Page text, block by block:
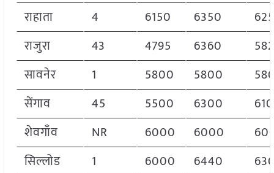
राहाता
4 6150 6350
राजुरा
43 4795 6360
सावनेर
1 5800 5800
सेंगाव
45 5500 6300
शेवगाँव
NR 6000 6000
सिल्लोड
1 6000 6440